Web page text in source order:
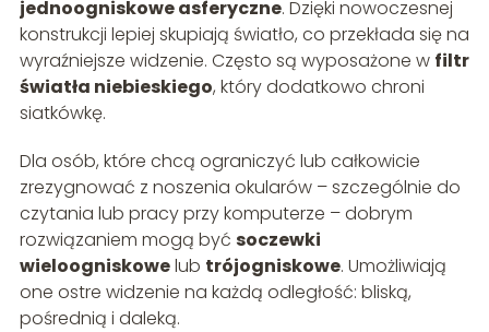
jednoogniskowe asferyczne. Dzięki nowoczesnej
konstrukcji lepiej skupiają światło, co przekłada się na
wyraźniejsze widzenie. Często są wyposażone w filtr
światła niebieskiego, który dodatkowo chroni
siatkówkę.
Dla osób, które chcą ograniczyć lub całkowicie
zrezygnować z noszenia okularów – szczególnie do
czytania lub pracy przy komputerze – dobrym
rozwiązaniem mogą być soczewki
wieloogniskowelub trójogniskowe. Umożliwiają
one ostre widzenie na każdą odległość: bliską,
pośrednią i daleką.